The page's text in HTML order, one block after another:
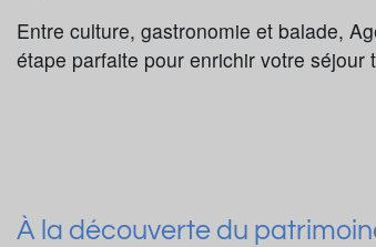
Entre culture, gastronomie et balade,
étape parfaite pour enrichir votre séjour
À la découverte du